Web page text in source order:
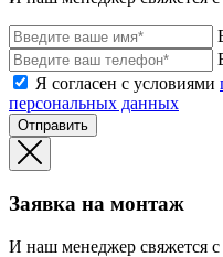
Я согласен с условиями
персональных данных
Отправить
Заявка на монтаж
И наш менеджер свяжется